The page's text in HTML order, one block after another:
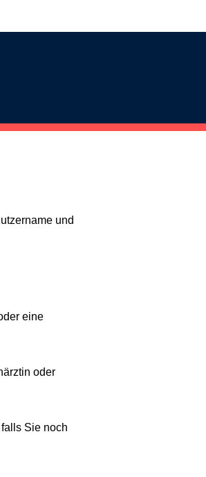
und
eine
oder
Sie noch